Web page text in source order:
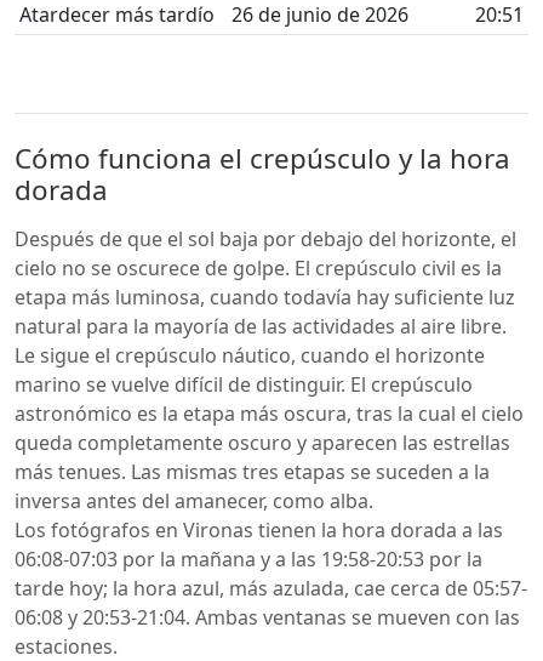
Atardecer más tardío 26 de junio de 2026 20:51
Cómo funciona el crepúsculo y la hora
dorada
Después de que el sol baja por debajo del horizonte, el
cielo no se oscurece de golpe. El crepúsculo civil es la
etapa más luminosa, cuando todavía hay suficiente luz
natural para la mayoría de las actividades al aire libre.
Le sigue el crepúsculo náutico, cuando el horizonte
marino se vuelve difícil de distinguir. El crepúsculo
astronómico es la etapa más oscura, tras la cual el cielo
queda completamente oscuro y aparecen las estrellas
más tenues. Las mismas tres etapas se suceden a la
inversa antes del amanecer, como alba.
Los fotógrafos en Vironas tienen la hora dorada a las
06:08-07:03 por la mañana y a las 19:58-20:53 por la
tarde hoy; la hora azul, más azulada, cae cerca de 05:57-
06:08 y 20:53-21:04. Ambas ventanas se mueven con las
estaciones.